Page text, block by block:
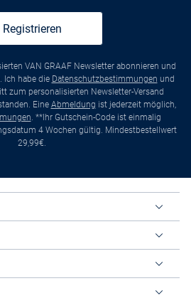
Registrieren
VAN GRAAF Newsletter abonnieren und
Ich habe die Datenschutzbestimmungen und
zum personalisierten Newsletter-Versand
Eine Abmeldung ist jederzeit möglich,
. **Ihr Gutschein-Code ist einmalig
4 Wochen gültig. Mindestbestellwert
29,99€.